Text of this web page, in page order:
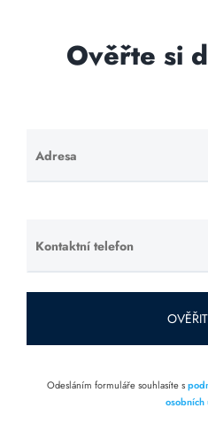
Ověřte si
Adresa
Ponechte
toto pole
Kontaktní telefon
Ponechte
toto pole
prázdné.
OVĚŘIT
Odesláním formuláře souhlasíte s
osobních